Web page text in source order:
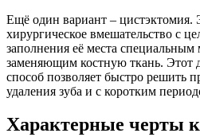
Ещё один вариант – цистэктомия.
хирургическое вмешательство с
заполнения её места
заменяющим костную ткань. Этот
способ позволяет быстро решить
удаления зуба и с коротким
Характерные черты